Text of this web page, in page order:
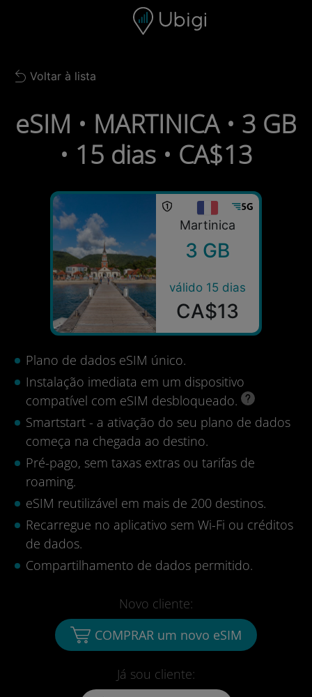
Barra de navegação
Back to list
Voltar à lista
eSIM • MARTINICA • 3 GB
• 15 dias • CA$13
Martinica
3 GB
válido 15 dias
CA$13
Plano de dados eSIM único.
Instalação imediata em um dispositivo
compatível com eSIM desbloqueado.
Smartstart - a ativação do seu plano de dados
começa na chegada ao destino.
Pré-pago, sem taxas extras ou tarifas de
roaming.
eSIM reutilizável em mais de 200 destinos.
Recarregue no aplicativo sem Wi-Fi ou créditos
de dados.
Compartilhamento de dados permitido.
Já sou cliente:
Novo cliente:
COMPRAR um novo eSIM